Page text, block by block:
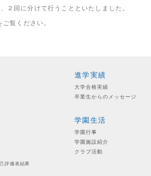
２回に分けて行うことといたしました。
ご覧ください。
評価表結果
進学実績
大学合格実績
卒業生からのメッセージ
学園生活
学園行事
学園施設紹介
クラブ活動